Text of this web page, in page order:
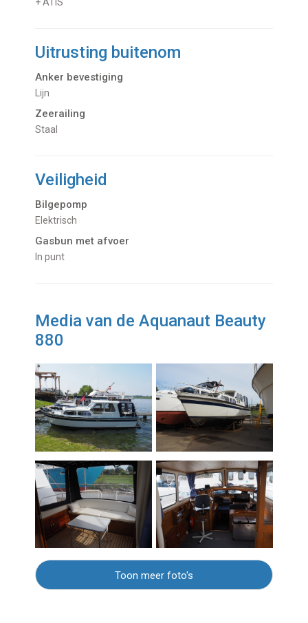
Uitrusting buitenom
Anker bevestiging
Lijn
Zeerailing
Staal
Veiligheid
Bilgepomp
Elektrisch
Gasbun met afvoer
In punt
Media van de Aquanaut Beauty
880
Toon meer foto's